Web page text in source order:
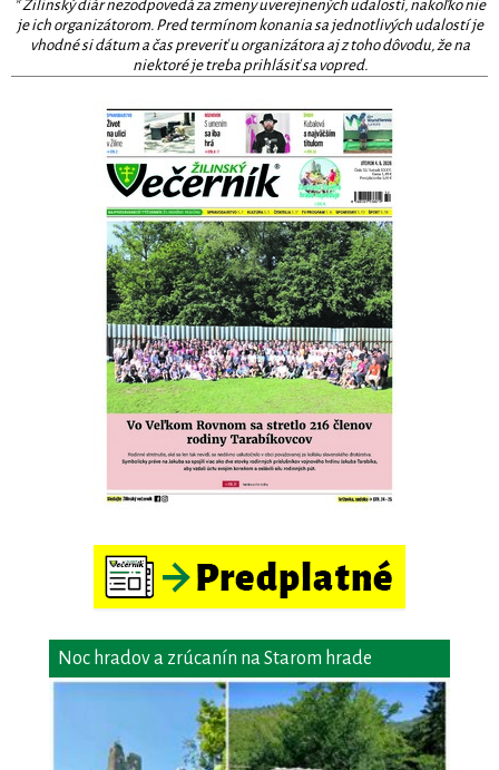
* Žilinský diár nezodpovedá za zmeny uverejnených udalostí, nakoľko nie
je ich organizátorom. Pred termínom konania sa jednotlivých udalostí je
vhodné si dátum a čas preveriť u organizátora aj z toho dôvodu, že na
niektoré je treba prihlásiť sa vopred.
Noc hradov a zrúcanín na Starom hrade